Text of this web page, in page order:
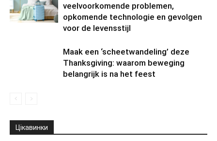
veelvoorkomende problemen,
opkomende technologie en gevolgen
voor de levensstijl
Maak een ‘scheetwandeling’ deze
Thanksgiving: waarom beweging
belangrijk is na het feest
Цікавинки